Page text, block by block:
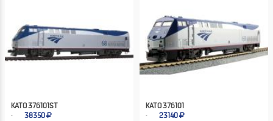
KATO 376101ST
38350
KATO 376101
23140